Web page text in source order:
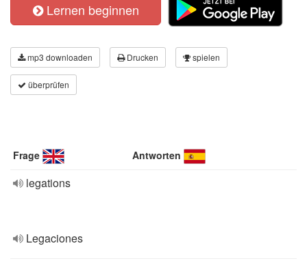
Lernen beginnen
mp3 downloaden Drucken spielen
überprüfen
Frage Antworten
legations
Legaciones